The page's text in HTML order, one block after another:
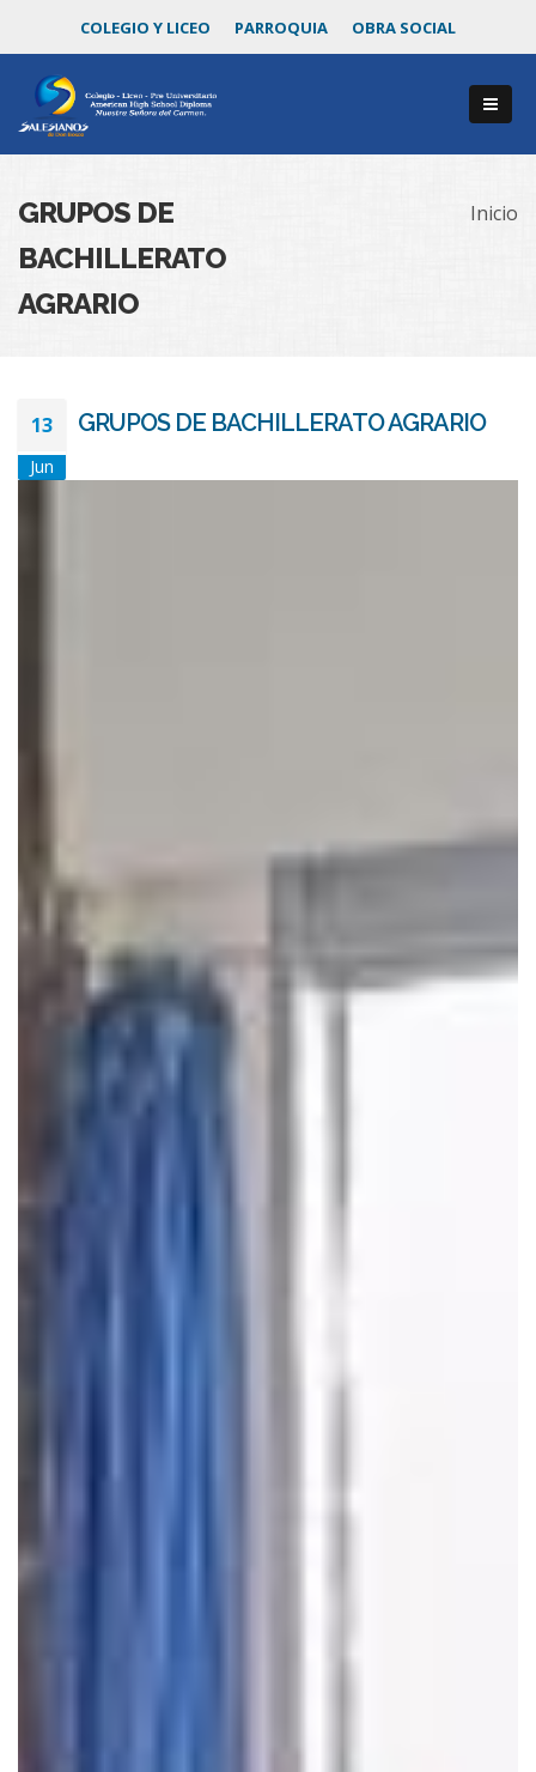
COLEGIO Y LICEO PARROQUIA OBRA SOCIAL
GRUPOS DE
BACHILLERATO
AGRARIO
Inicio
13
Jun
GRUPOS DE BACHILLERATO AGRARIO